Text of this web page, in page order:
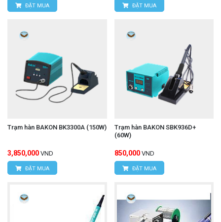
ĐẶT MUA ĐẶT MUA
Trạm hàn BAKON BK3300A (150W)
3,850,000 VND
ĐẶT MUA
Trạm hàn BAKON SBK936D+
(60W)
850,000 VND
ĐẶT MUA